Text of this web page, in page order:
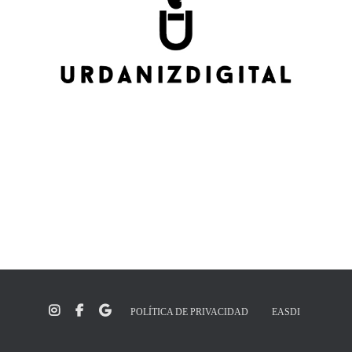
POLÍTICA DE PRIVACIDAD EASDI